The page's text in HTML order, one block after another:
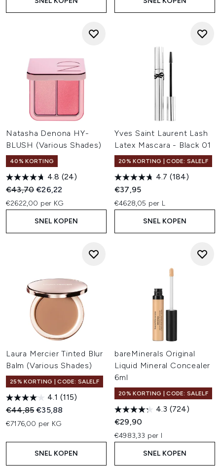
Natasha Denona HY-
BLUSH (Various Shades)
40% KORTING
4.8 (24)
Recommended Retail Price:
€43,70Huidige prijs:
€26,22
€2622,00 per KG
SNEL KOPEN
Yves Saint Laurent Lash
Latex Mascara - Black 01
20% KORTING | CODE: SALELF
4.7 (184)
€37,95
€4628,05 per L
SNEL KOPEN
Laura Mercier Tinted Blur
Balm (Various Shades)
25% KORTING | CODE: SALELF
4.1 (115)
Recommended Retail Price:
€44,85Huidige prijs:
€35,88
€7176,00 per KG
SNEL KOPEN
bareMinerals Original
Liquid Mineral Concealer
6ml
20% KORTING | CODE: SALELF
4.3 (724)
€29,90
€4983,33 per l
SNEL KOPEN